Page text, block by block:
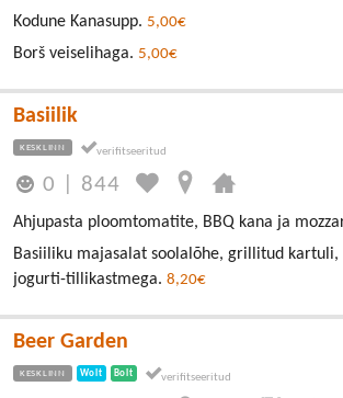
Kodune Kanasupp. 5,00€
Borš veiselihaga. 5,00€
Basiilik
KESKLINN
0 844
Ahjupasta ploomtomatite, BBQ kana ja
Basiiliku majasalat soolalõhe, grillitud kartuli,
jogurti-tillikastmega. 8,20€
Beer Garden
KESKLINN Wolt Bolt